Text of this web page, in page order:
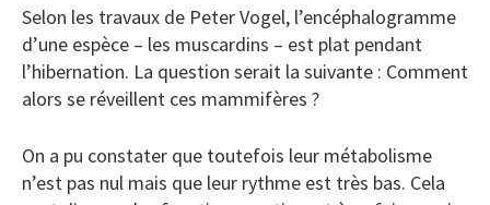
Selon les travaux de Peter Vogel, l’encéphalogramme
d’une espèce – les muscardins – est plat pendant
l’hibernation. La question serait la suivante : Comment
alors se réveillent ces mammifères ?
On a pu constater que toutefois leur métabolisme
n’est pas nul mais que leur rythme est très bas. Cela